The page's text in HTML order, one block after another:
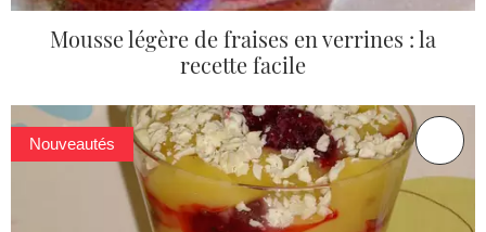
Mousse légère de fraises en verrines : la
recette facile
Nouveautés